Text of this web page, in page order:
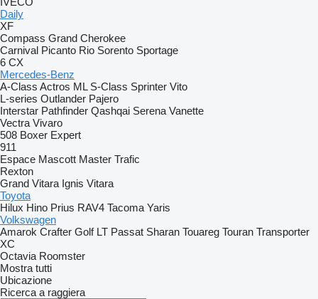
Daily
XF
Compass Grand Cherokee
Carnival Picanto Rio Sorento Sportage
6 CX
Mercedes-Benz
A-Class Actros ML S-Class Sprinter Vito
L-series Outlander Pajero
Interstar Pathfinder Qashqai Serena Vanette
Vectra Vivaro
508 Boxer Expert
911
Espace Mascott Master Trafic
Rexton
Grand Vitara Ignis Vitara
Toyota
Hilux Hino Prius RAV4 Tacoma Yaris
Volkswagen
Amarok Crafter Golf LT Passat Sharan Touareg Touran Transporter
XC
Octavia Roomster
Mostra tutti
Ubicazione
Ricerca a raggiera